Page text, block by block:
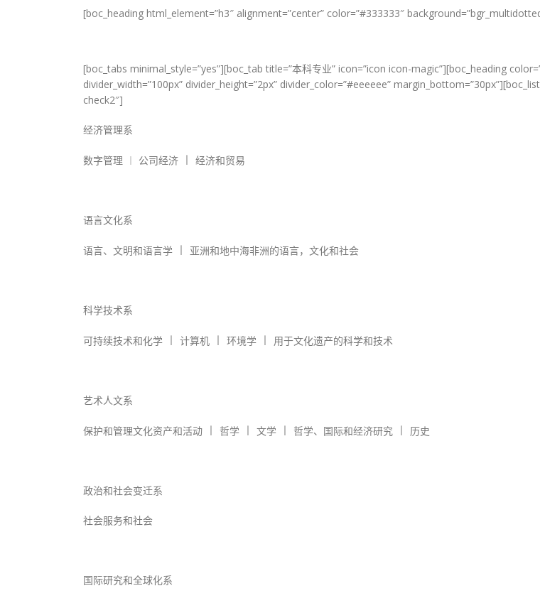
[boc_heading html_element=”h3″ alignment=”center” color=”#333333″
[boc_tabs minimal_style=”yes”][boc_tab title=”本科专业” icon=”icon icon-magic”][boc_heading
divider_width=”100px” divider_height=”2px” divider_color=”#eeeeee”
check2″]
经济管理系
数字管理 ︱ 公司经济 ︱ 经济和贸易
语言文化系
语言、文明和语言学 ︱ 亚洲和地中海非洲的语言，文化和社会
科学技术系
可持续技术和化学 ︱ 计算机 ︱ 环境学 ︱ 用于文化遗产的科学和技术
艺术人文系
保护和管理文化资产和活动 ︱ 哲学 ︱ 文学 ︱ 哲学、国际和经济研究 ︱ 历史
政治和社会变迁系
社会服务和社会
国际研究和全球化系